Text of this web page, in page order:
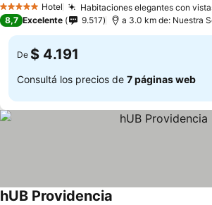
5 Estrellas Hotel Habitaciones elegantes con
8,7 Excelente 9.517
De $ 4.191
Consultá los precios de 7 páginas web
hUB Providencia